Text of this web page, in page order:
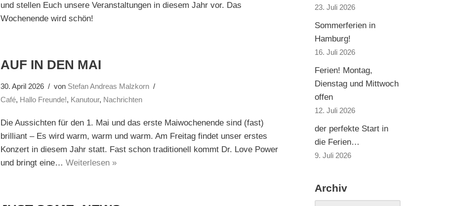
und stellen Euch unsere Veranstaltungen in diesem Jahr vor. Das
Wochenende wird schön!
AUF IN DEN MAI
30. April 2026 von Stefan Andreas Malzkorn
Café, Hallo Freunde!, Kanutour, Nachrichten
Die Aussichten für den 1. Mai und das erste Maiwochenende sind (fast)
brilliant – Es wird warm, warm und warm. Am Freitag findet unser erstes
Konzert in diesem Jahr statt. Fast schon traditionell kommt Dr. Love Power
und bringt eine…Weiterlesen »
23. Juli 2026
Sommerferien in
Hamburg!
16. Juli 2026
Ferien! Montag,
Dienstag und Mittwoch
offen
12. Juli 2026
der perfekte Start in
die Ferien…
9. Juli 2026
Archiv